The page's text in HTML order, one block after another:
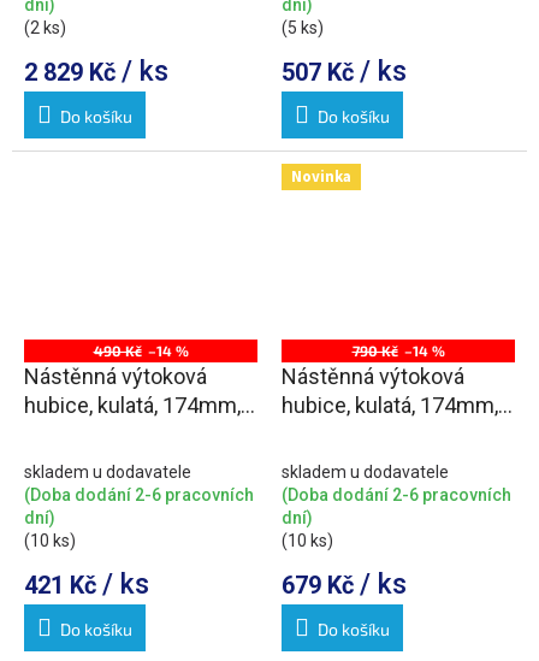
dní)
(2 ks)
2 829 Kč / ks
Do košíku
dní)
(5 ks)
507 Kč / ks
Do košíku
490 Kč –14 %
Nástěnná výtoková
hubice, kulatá, 174mm,
skladem u dodavatele
(Doba dodání 2-6 pracovních
dní)
(10 ks)
421 Kč / ks
Do košíku
Novinka
790 Kč –14 %
Nástěnná výtoková
hubice, kulatá, 174mm,
skladem u dodavatele
(Doba dodání 2-6 pracovních
dní)
(10 ks)
679 Kč / ks
Do košíku